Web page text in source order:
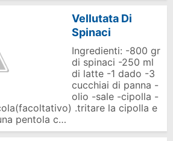
Vellutata Di
Spinaci
Ingredienti: -800 gr
di spinaci -250 ml
di latte -1 dado -3
cucchiai di panna -
olio -sale -cipolla -
.tritare la cipolla e
pentola c…